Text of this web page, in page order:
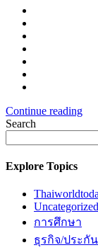
Continue reading
Search
Explore Topics
Uncategorized
การศึกษา
ธุรกิจ/ประกั